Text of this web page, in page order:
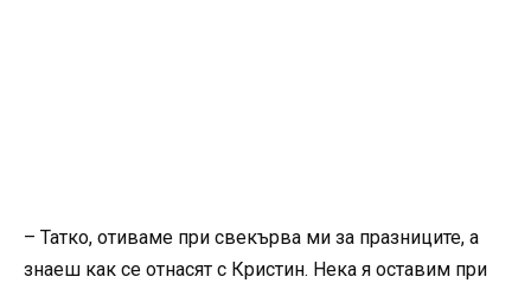
– Татко, отиваме при свекърва ми за празниците, а
знаеш как се отнасят с Кристин. Нека я оставим при